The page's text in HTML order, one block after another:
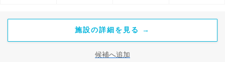
施設の詳細を見る →
候補へ追加